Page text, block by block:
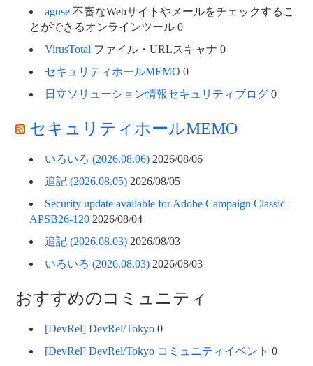
aguse 不審なWebサイトやメールをチェックするこ
とができるオンラインツール 0
VirusTotal ファイル・URLスキャナ 0
セキュリティホールMEMO 0
日立ソリューション情報セキュリティブログ 0
セキュリティホールMEMO
いろいろ (2026.08.06) 2026/08/06
追記 (2026.08.05) 2026/08/05
Security update available for Adobe Campaign Classic |
APSB26-120 2026/08/04
追記 (2026.08.03) 2026/08/03
いろいろ (2026.08.03) 2026/08/03
おすすめのコミュニティ
[DevRel] DevRel/Tokyo 0
[DevRel] DevRel/Tokyo コミュニティイベント 0